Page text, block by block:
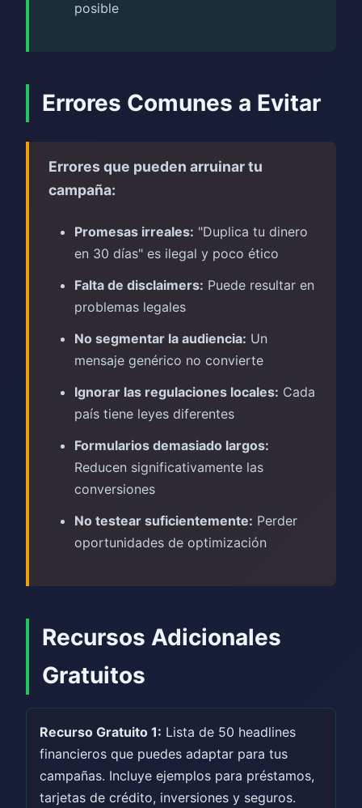
posible
Errores Comunes a Evitar
Errores que pueden arruinar tu
campaña:
Promesas irreales: "Duplica tu dinero
en 30 días" es ilegal y poco ético
Falta de disclaimers: Puede resultar en
problemas legales
No segmentar la audiencia: Un
mensaje genérico no convierte
Ignorar las regulaciones locales: Cada
país tiene leyes diferentes
Formularios demasiado largos:
Reducen significativamente las
conversiones
No testear suficientemente: Perder
oportunidades de optimización
Recursos Adicionales
Gratuitos
Recurso Gratuito 1: Lista de 50 headlines
financieros que puedes adaptar para tus
campañas. Incluye ejemplos para préstamos,
tarjetas de crédito, inversiones y seguros.